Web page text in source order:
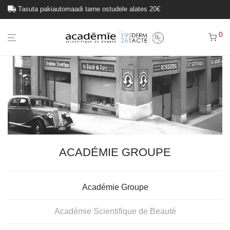
Tasuta kullerteenus ostudele alates 80€
0
ACADÉMIE GROUPE
Académie Groupe
Académie Scientifique de Beauté